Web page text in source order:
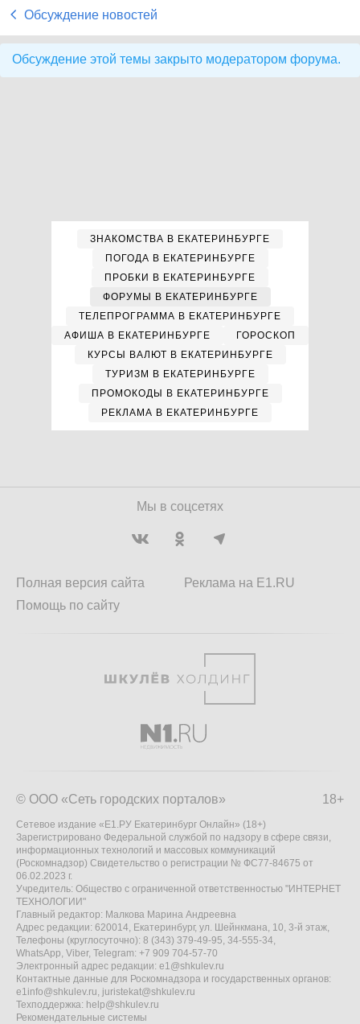
Обсуждение новостей
Обсуждение этой темы закрыто модератором форума.
ЗНАКОМСТВА В ЕКАТЕРИНБУРГЕ
ПОГОДА В ЕКАТЕРИНБУРГЕ
ПРОБКИ В ЕКАТЕРИНБУРГЕ
ФОРУМЫ В ЕКАТЕРИНБУРГЕ
ТЕЛЕПРОГРАММА В ЕКАТЕРИНБУРГЕ
АФИША В ЕКАТЕРИНБУРГЕ
ГОРОСКОП
КУРСЫ ВАЛЮТ В ЕКАТЕРИНБУРГЕ
ТУРИЗМ В ЕКАТЕРИНБУРГЕ
ПРОМОКОДЫ В ЕКАТЕРИНБУРГЕ
РЕКЛАМА В ЕКАТЕРИНБУРГЕ
Мы в соцсетях
Полная версия сайта
Помощь по сайту
Реклама на E1.RU
18+
© ООО «Сеть городских порталов»
Сетевое издание «Е1.РУ Екатеринбург Онлайн» (18+)
Зарегистрировано Федеральной службой по надзору в сфере связи,
информационных технологий и массовых коммуникаций
(Роскомнадзор) Свидетельство о регистрации № ФС77-84675 от
06.02.2023 г.
Учредитель: Общество с ограниченной ответственностью "ИНТЕРНЕТ
ТЕХНОЛОГИИ"
Главный редактор: Малкова Марина Андреевна
Адрес редакции: 620014, Екатеринбург, ул. Шейнкмана, 10, 3-й этаж,
Телефоны (круглосуточно): 8 (343) 379-49-95, 34-555-34,
WhatsApp, Viber, Telegram: +7 909 704-57-70
Электронный адрес редакции: e1@shkulev.ru
Контактные данные для Роскомнадзора и государственных органов:
e1info@shkulev.ru, juristekat@shkulev.ru
Техподдержка: help@shkulev.ru
Рекомендательные системы